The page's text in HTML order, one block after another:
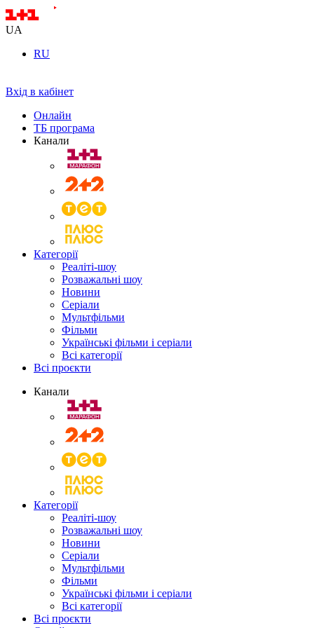
UA
RU
Вхід в кабінет
Онлайн
ТБ програма
Канали
Категорії
Реаліті-шоу
Розважальні шоу
Новини
Серіали
Мультфільми
Фільми
Українські фільми і серіали
Всі категорії
Всі проєкти
Канали
Категорії
Реаліті-шоу
Розважальні шоу
Новини
Серіали
Мультфільми
Фільми
Українські фільми і серіали
Всі категорії
Всі проєкти